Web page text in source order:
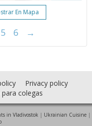
En Mapa
5 6 →
Privacy policy
colegas
in Vladivostok | Ukrainian Cuisine|